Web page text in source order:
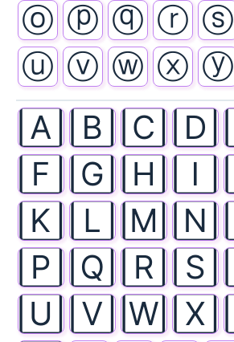
ⓞ ⓟ ⓠ ⓡ ⓢ
ⓤ ⓥ ⓦ ⓧ ⓨ
🄰
🄱 🄲 🄳
🄵
🄶 🄷
🄺
🄻 🄼 🄽
🄿
🅀 🅁 🅂
🅄
🅅 🅆 🅇